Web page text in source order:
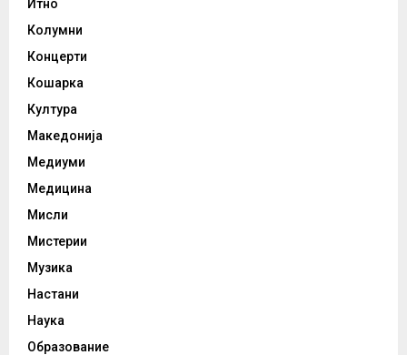
Итно
Колумни
Концерти
Кошарка
Култура
Македонија
Медиуми
Медицина
Мисли
Мистерии
Музика
Настани
Наука
Образование